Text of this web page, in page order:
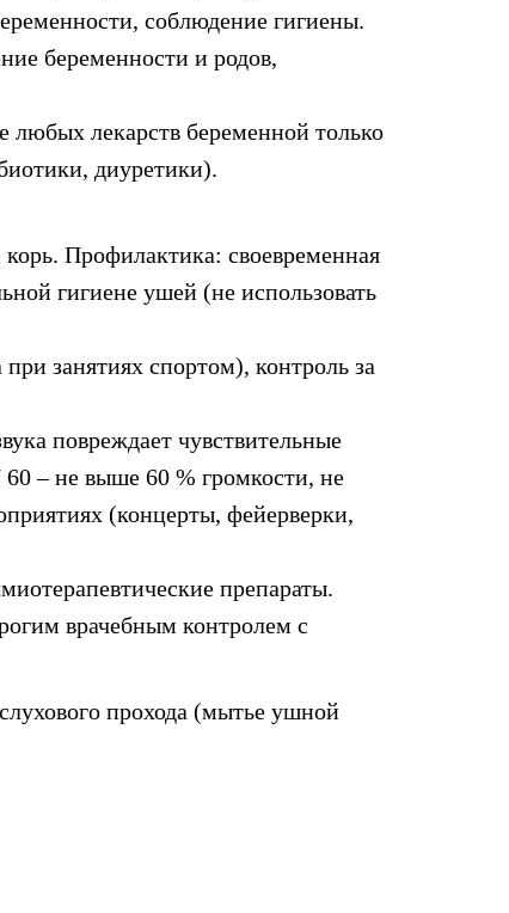
соблюдение гигиены.
беременности и родов,
любых лекарств беременной только
диуретики).
Профилактика: своевременная
гигиене ушей (не использовать
занятиях спортом), контроль за
повреждает чувствительные
– не выше 60 % громкости, не
(концерты, фейерверки,
препараты.
врачебным контролем с
прохода (мытье ушной